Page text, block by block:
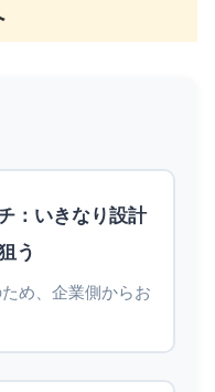
：いきなり設計
う
め、企業側からお